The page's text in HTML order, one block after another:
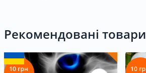
Рекомендовані товари